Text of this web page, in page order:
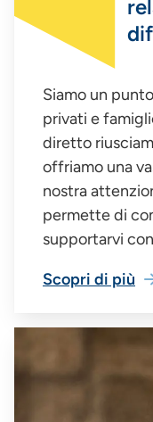
Siamo un
privati e
diretto
offriamo una
nostra
permette di
supportarvi
Scopri di più